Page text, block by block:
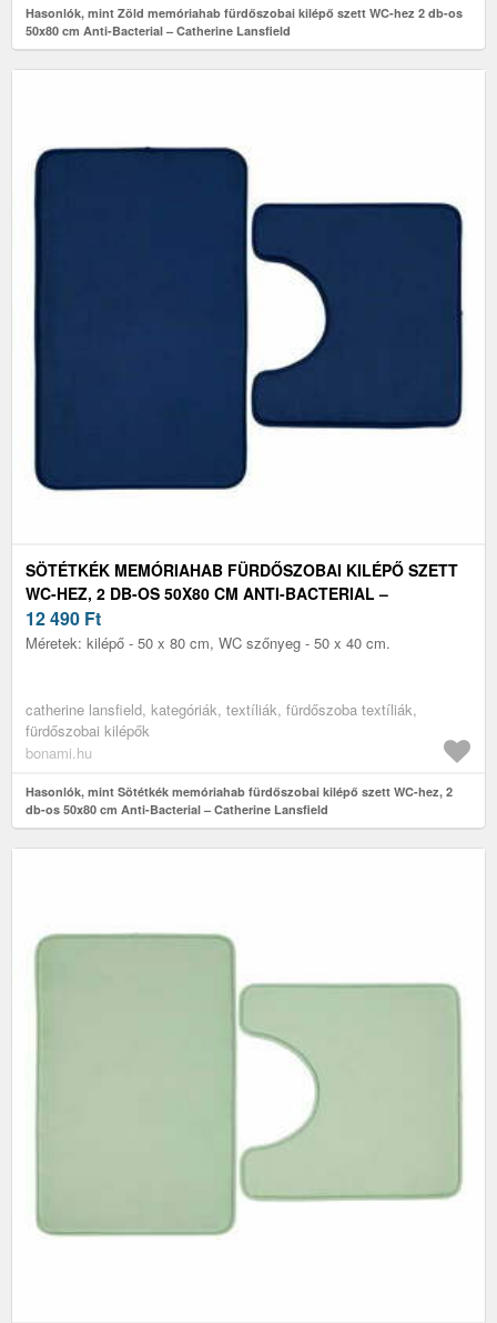
Hasonlók, mint Zöld memóriahab fürdőszobai kilépő szett WC-hez 2 db-os
50x80 cm Anti-Bacterial – Catherine Lansfield
SÖTÉTKÉK MEMÓRIAHAB FÜRDŐSZOBAI KILÉPŐ SZETT
WC-HEZ, 2 DB-OS 50X80 CM ANTI-BACTERIAL –
CATHERINE LANSFIELD
12 490 Ft
Méretek: kilépő - 50 x 80 cm, WC szőnyeg - 50 x 40 cm.
catherine lansfield, kategóriák, textíliák, fürdőszoba textíliák,
fürdőszobai kilépők
bonami.hu
Hasonlók, mint Sötétkék memóriahab fürdőszobai kilépő szett WC-hez, 2
db-os 50x80 cm Anti-Bacterial – Catherine Lansfield